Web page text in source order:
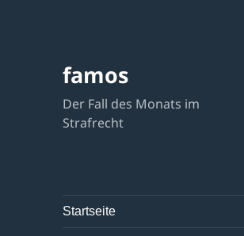
famos
Der Fall des Monats im
Strafrecht
Startseite